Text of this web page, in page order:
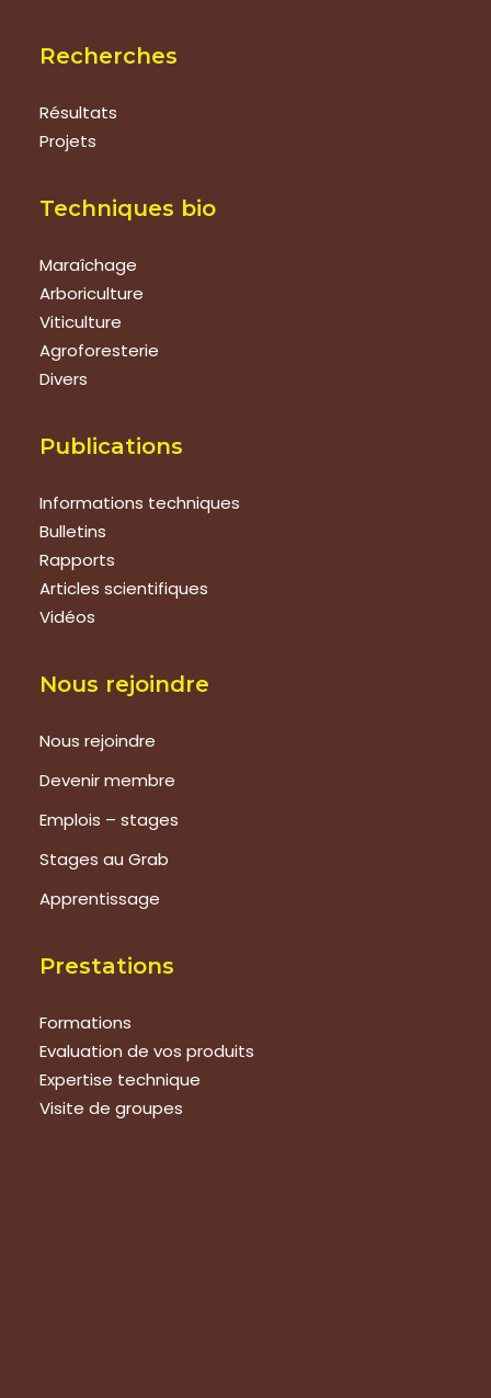
Recherches
Résultats
Projets
Techniques bio
Maraîchage
Arboriculture
Viticulture
Agroforesterie
Divers
Publications
Informations techniques
Bulletins
Rapports
Articles scientifiques
Vidéos
Nous rejoindre
Nous rejoindre
Devenir membre
Emplois – stages
Stages au Grab
Apprentissage
Prestations
Formations
Evaluation de vos produits
Expertise technique
Visite de groupes